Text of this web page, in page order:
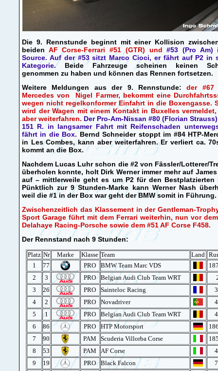
Die 9. Rennstunde beginnt mit einer Kollision
beiden AF Corse-Ferrari #51 (GTR) und #53 (Pro Am)
Source. Auf der #53 sitzt Marco Cioci, er fährt auf P2 in
Kategorie. Beide Fahrzeuge scheinen keinen
genommen zu haben und können das Rennen fortsetzen.
Weitere Meldungen aus der 9. Rennstunde:der #67
Mercedes von Nigel Farmer, bekommt eine
wegen nicht regelkonformer Einfahrt in die Boxengasse.
wird der Wagen mit einem Kontakt in Buxelles
aber weiterfahren. Der Pro-Am-Nissan #80 (Florian
151 R. in langsamer Fahrt mit Reifenschaden
fährt in die Box. Bernd Schneider stoppt im #84 HTP-
in Les Combes, kann aber weiterfahren. Er verliert ca.
kommt an die Box.
Nachdem Lucas Luhr schon die #2 von Fässler/Lotterer/
überholen konnte, holt Dirk Werner immer mehr auf
auf – mittlerweile geht es um P2 für den Bestplatzierten
Pünktlich zur 9 Stunden-Marke kann Werner Nash
weil die #1 in der Box war geht der BMW somit in Führung.
Zwischenzeitlich das Klassement in der Gentleman-
Sport Garage führt mit dem Ferrari weiterhin, nun vor
Delahaye Racing-Porsche sowie dem #51 AF Corse F458.
Der Rennstand nach 9 Stunden:
Platz Nr Marke Klasse Team Land
1
77 PRO BMW Team Marc VDS
2
3 PRO Belgian Audi Club Team WRT
3
26 PRO Sainteloc Racing
4
2 PRO Novadriver
5
1 PRO Belgian Audi Club Team WRT
6
86 PRO HTP Motorsport
7
90 PAM Scuderia Villorba Corse
8
53 PAM AF Corse
9
19 PRO Black Falcon